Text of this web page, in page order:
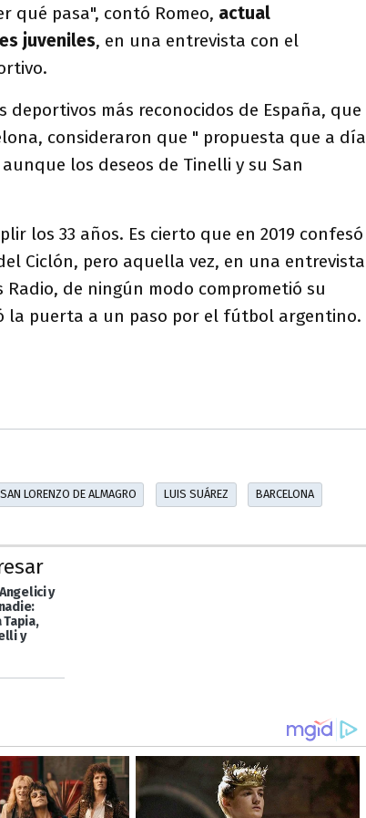
qué pasa", contó Romeo, actual
juveniles, en una entrevista con el
deportivos más reconocidos de España, que
consideraron que " propuesta que a día
aunque los deseos de Tinelli y su San
los 33 años. Es cierto que en 2019 confesó
Ciclón, pero aquella vez, en una entrevista
Radio, de ningún modo comprometió su
la puerta a un paso por el fútbol argentino.
SAN LORENZO DE ALMAGRO LUIS SUÁREZ BARCELONA
y
y